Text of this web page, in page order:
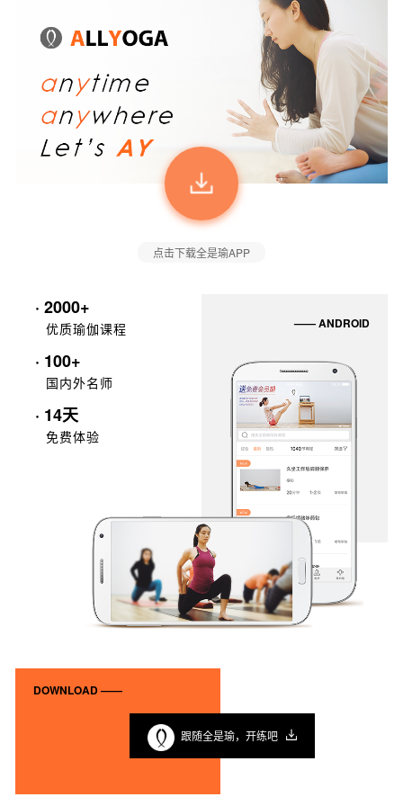
点击下载全是瑜APP
· 2000+
优质瑜伽课程
· 100+
国内外名师
· 14天
免费体验
—— ANDROID
DOWNLOAD ——
跟随全是瑜，开练吧